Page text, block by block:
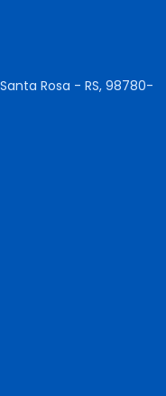
Rosa - RS, 98780-